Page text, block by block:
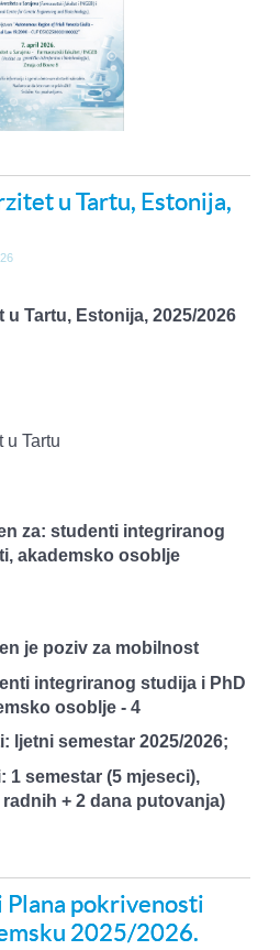
u Tartu, Estonija,
u Tartu, Estonija, 2025/2026
u Tartu
za: studenti integriranog
akademsko osoblje
je poziv za mobilnost
integriranog studija i PhD
osoblje - 4
ljetni semestar 2025/2026;
1 semestar (5 mjeseci),
+ 2 dana putovanja)
Plana pokrivenosti
2025/2026.